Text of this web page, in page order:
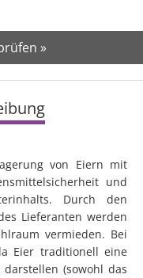
»
von Eiern mit
und
Durch den
Lieferanten werden
vermieden. Bei
Eier traditionell eine
(sowohl das